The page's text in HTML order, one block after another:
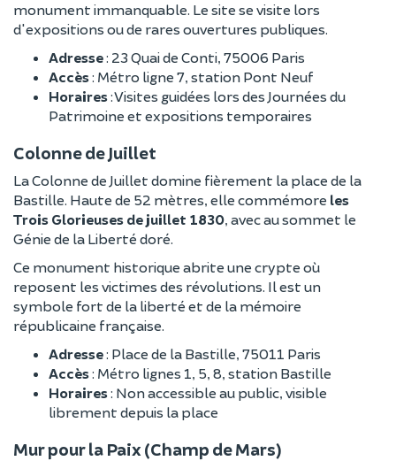
monument immanquable. Le site se visite lors
d'expositions ou de rares ouvertures publiques.
Adresse: 23 Quai de Conti, 75006 Paris
Accès: Métro ligne 7, station Pont Neuf
Horaires: Visites guidées lors des Journées du
Patrimoine et expositions temporaires
Colonne de Juillet
La Colonne de Juillet domine fièrement la place de la
Bastille. Haute de 52 mètres, elle commémore les
Trois Glorieuses de juillet 1830, avec au sommet le
Génie de la Liberté doré.
Ce monument historique abrite une crypte où
reposent les victimes des révolutions. Il est un
symbole fort de la liberté et de la mémoire
républicaine française.
Adresse: Place de la Bastille, 75011 Paris
Accès: Métro lignes 1, 5, 8, station Bastille
Horaires: Non accessible au public, visible
librement depuis la place
Mur pour la Paix (Champ de Mars)